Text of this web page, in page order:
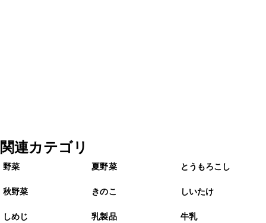
関連カテゴリ
野菜 夏野菜 とうもろこし
秋野菜 きのこ しいたけ
しめじ 乳製品
牛乳